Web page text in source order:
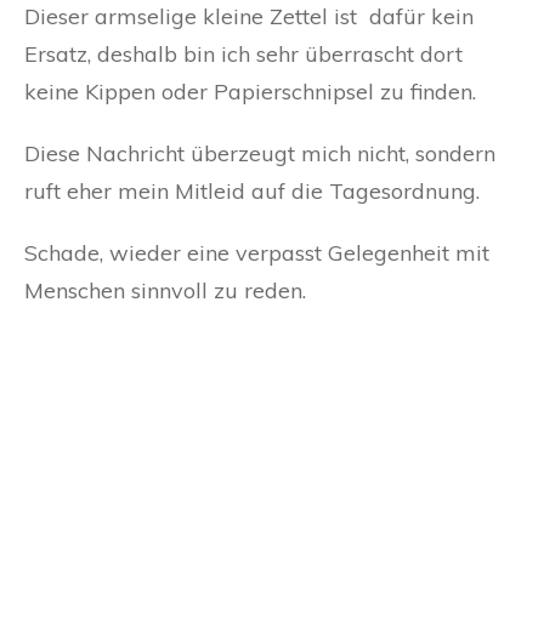
Dieser armselige kleine Zettel ist dafür kein
Ersatz, deshalb bin ich sehr überrascht dort
keine Kippen oder Papierschnipsel zu finden.
Diese Nachricht überzeugt mich nicht, sondern
ruft eher mein Mitleid auf die Tagesordnung.
Schade, wieder eine verpasst Gelegenheit mit
Menschen sinnvoll zu reden.